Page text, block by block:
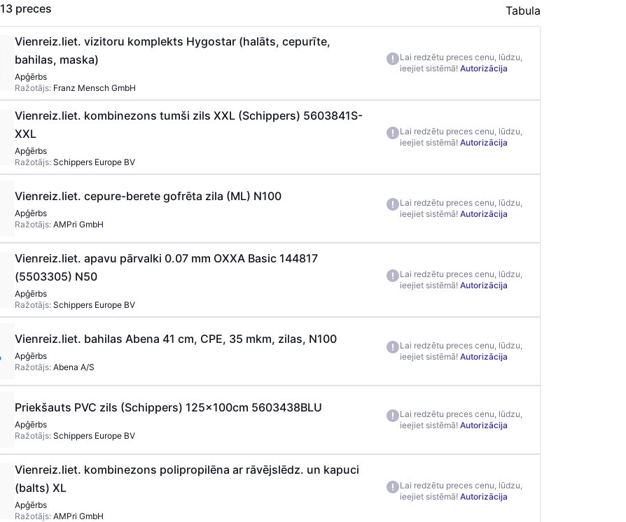
13preces Tabula
Vienreiz.liet. vizitoru komplekts Hygostar (halāts, cepurīte,
bahilas, maska)
Apģērbs
Ražotājs: Franz Mensch GmbH
Lai redzētu preces cenu, lūdzu,
ieejiet sistēmā! Autorizācija
Vienreiz.liet. kombinezons tumši zils XXL (Schippers) 5603841S-
XXL
Apģērbs
Ražotājs: Schippers Europe BV
Lai redzētu preces cenu, lūdzu,
ieejiet sistēmā! Autorizācija
Vienreiz.liet. cepure-berete gofrēta zila (ML) N100
Apģērbs
Ražotājs: AMPri GmbH
Lai redzētu preces cenu, lūdzu,
ieejiet sistēmā! Autorizācija
Vienreiz.liet. apavu pārvalki 0.07 mm OXXA Basic 144817
(5503305) N50
Apģērbs
Ražotājs: Schippers Europe BV
Lai redzētu preces cenu, lūdzu,
ieejiet sistēmā! Autorizācija
Vienreiz.liet. bahilas Abena 41 cm, CPE, 35 mkm, zilas, N100
Apģērbs
Ražotājs: Abena A/S
Lai redzētu preces cenu, lūdzu,
ieejiet sistēmā! Autorizācija
Priekšauts PVC zils (Schippers) 125x100cm 5603438BLU
Apģērbs
Ražotājs: Schippers Europe BV
Lai redzētu preces cenu, lūdzu,
ieejiet sistēmā! Autorizācija
Vienreiz.liet. kombinezons polipropilēna ar rāvējslēdz. un kapuci
(balts) XL
Apģērbs
Ražotājs: AMPri GmbH
Lai redzētu preces cenu, lūdzu,
ieejiet sistēmā! Autorizācija